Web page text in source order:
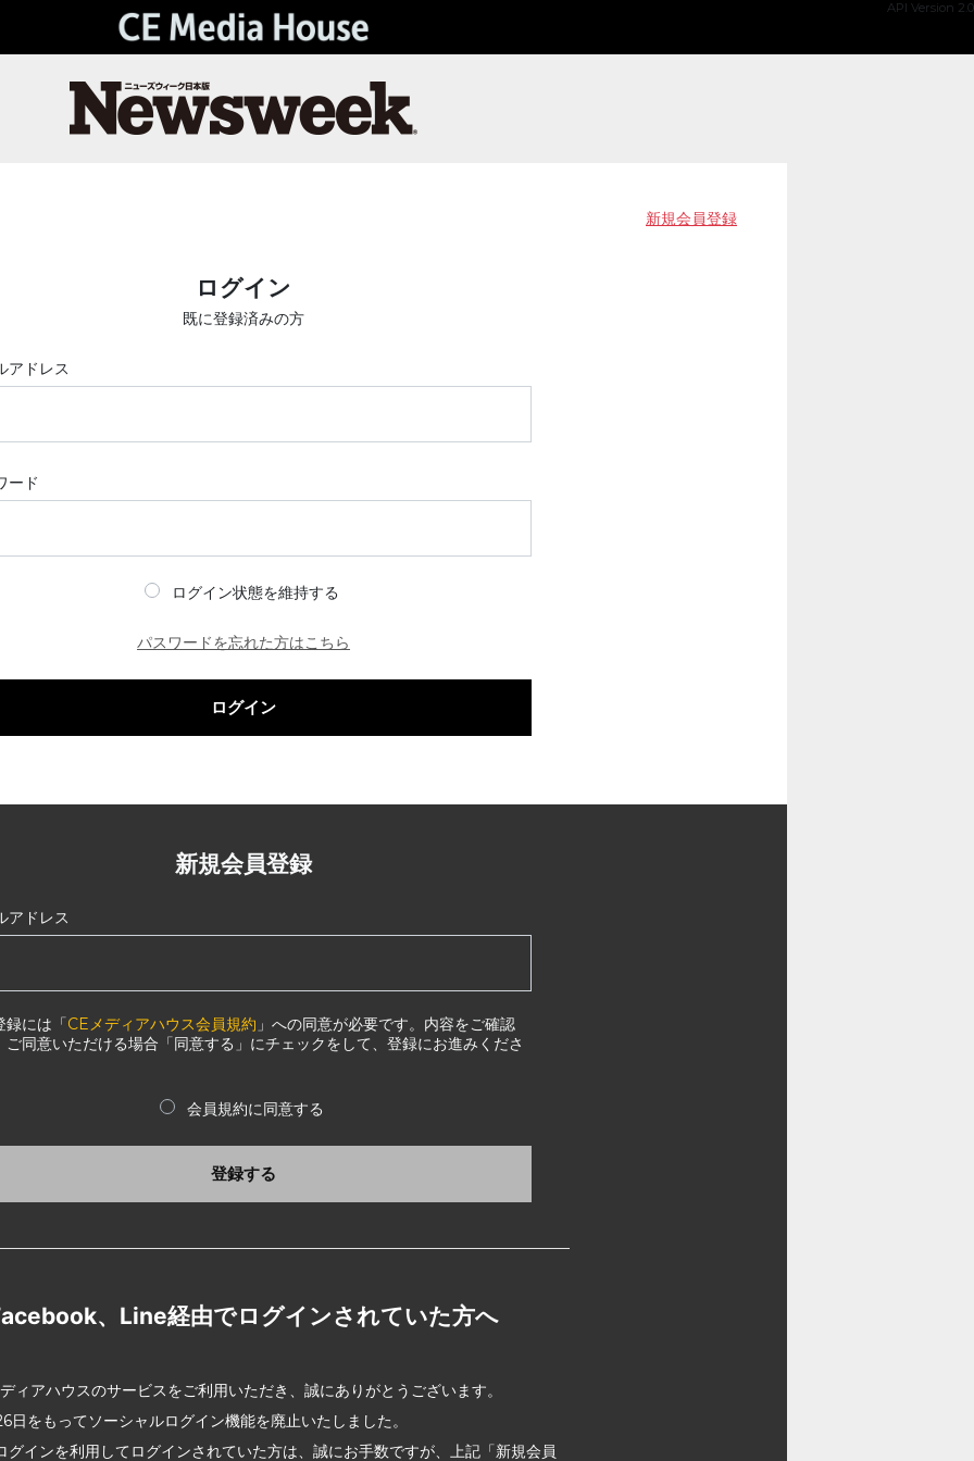
API Version 2.0
新規会員登録
ログイン
既に登録済みの方
アドレス
ード
ログイン状態を維持する
パスワードを忘れた方はこちら
ログイン
新規会員登録
アドレス
録には「CEメディアハウス会員規約 」への同意が必要です。内容をご確認
ご同意いただける場合「同意する」にチェックをして、登録にお進みくださ
会員規約に同意する
登録する
、Line経由でログインされていた方へ
ィアハウスのサービスをご利用いただき、誠にありがとうございます。
日をもってソーシャルログイン機能を廃止いたしました。
グインを利用してログインされていた方は、誠にお手数ですが、上記「新規会員